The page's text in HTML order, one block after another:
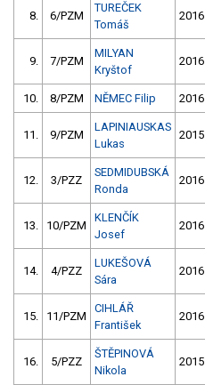
8. 6/PZM
TUREČEK
Tomáš
2016
9. 7/PZM
MILYAN
Kryštof
2016
10. 8/PZM NĚMEC Filip 2016
11. 9/PZM
LAPINIAUSKAS
Lukas
2015
12. 3/PZZ
SEDMIDUBSKÁ
Ronda
2016
13. 10/PZM
KLENČÍK
Josef
2016
14. 4/PZZ
LUKEŠOVÁ
Sára
2016
15. 11/PZM
CIHLÁŘ
František
2016
16. 5/PZZ
ŠTĚPINOVÁ
Nikola
2015